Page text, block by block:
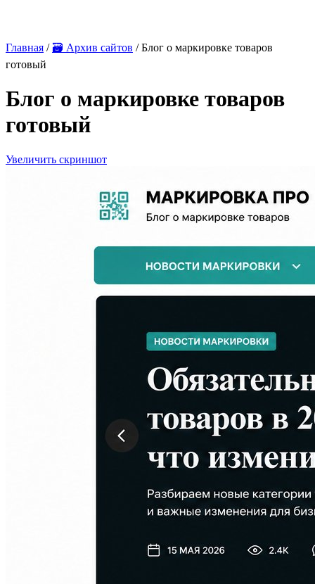
Главная / 🗃 Архив сайтов / Блог о маркировке товаров
готовый
Блог о маркировке товаров
готовый
Увеличить скриншот